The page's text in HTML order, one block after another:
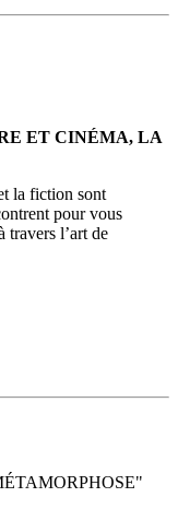
ET CINÉMA, LA
la fiction sont
pour vous
travers l’art de